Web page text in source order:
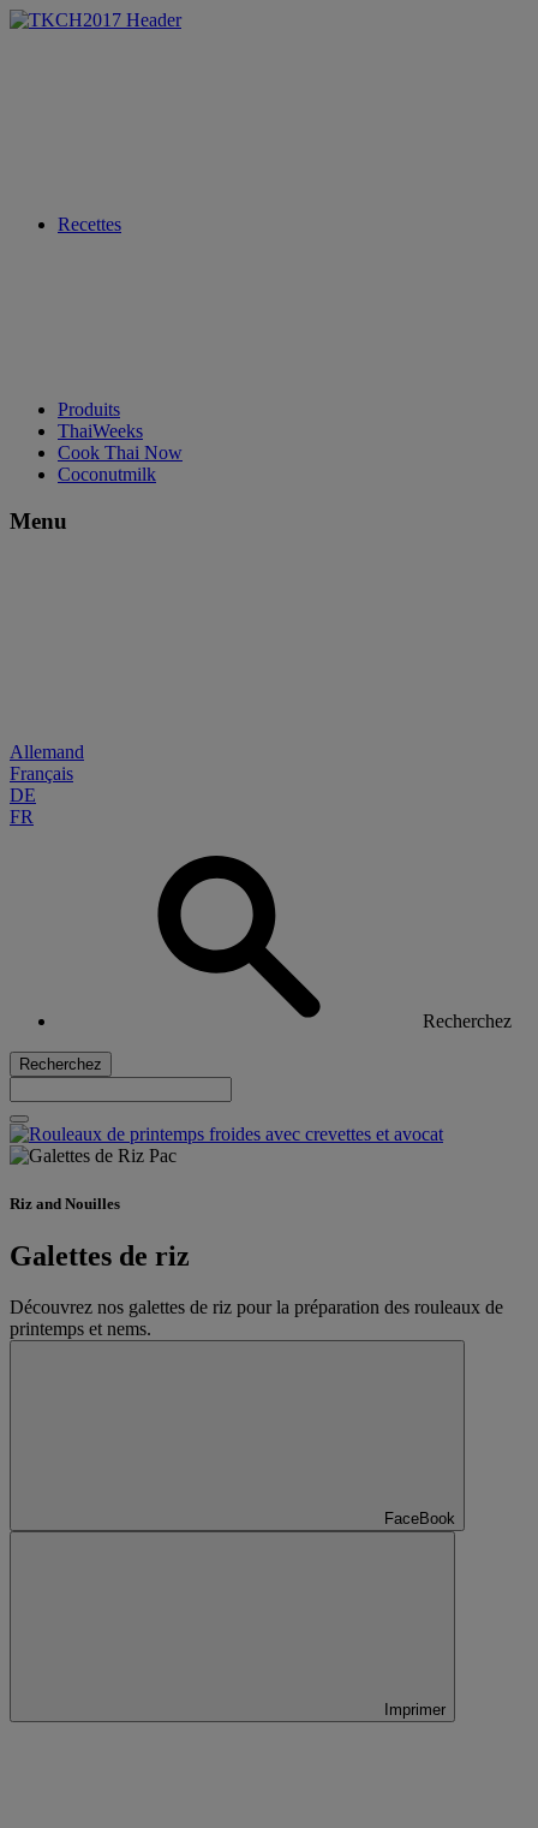
Recettes
Produits
ThaiWeeks
Cook Thai Now
Coconutmilk
Menu
Allemand
Français
DE
FR
Recherchez
Recherchez
Riz and Nouilles
Galettes de riz
Découvrez nos galettes de riz pour la préparation des rouleaux de
printemps et nems.
FaceBook
Imprimer